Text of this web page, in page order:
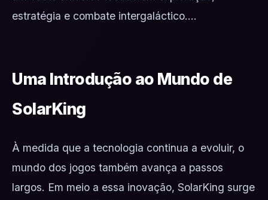
estratégia e combate intergaláctico....
Uma Introdução ao Mundo de
SolarKing
À medida que a tecnologia continua a evoluir, o
mundo dos jogos também avança a passos
largos. Em meio a essa inovação, SolarKing surge